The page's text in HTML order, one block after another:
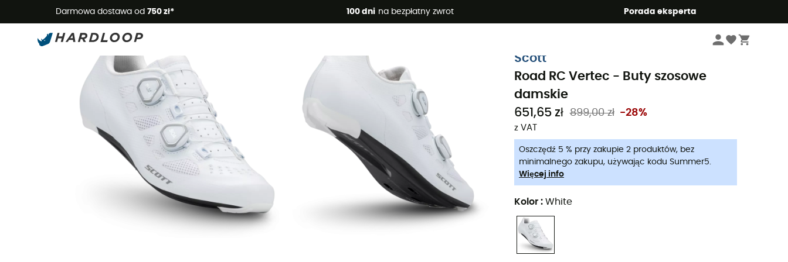
Darmowa dostawa od 750 zł* 100 dni na bezpłatny zwrot Porada eksperta
Letnie promocje 🔥 -5% DODATKOWO przy zakupie 2 produktów*, kod Summer5
Skarpety rowerowe
Scott
Road RC Vertec - Buty szosowe
damskie
651,65 zł 899,00 zł -28%
z VAT
Oszczędź 5 % przy zakupie 2 produktów, bez
minimalnego zakupu, używając kodu Summer5.
Więcej info
Kolor : White